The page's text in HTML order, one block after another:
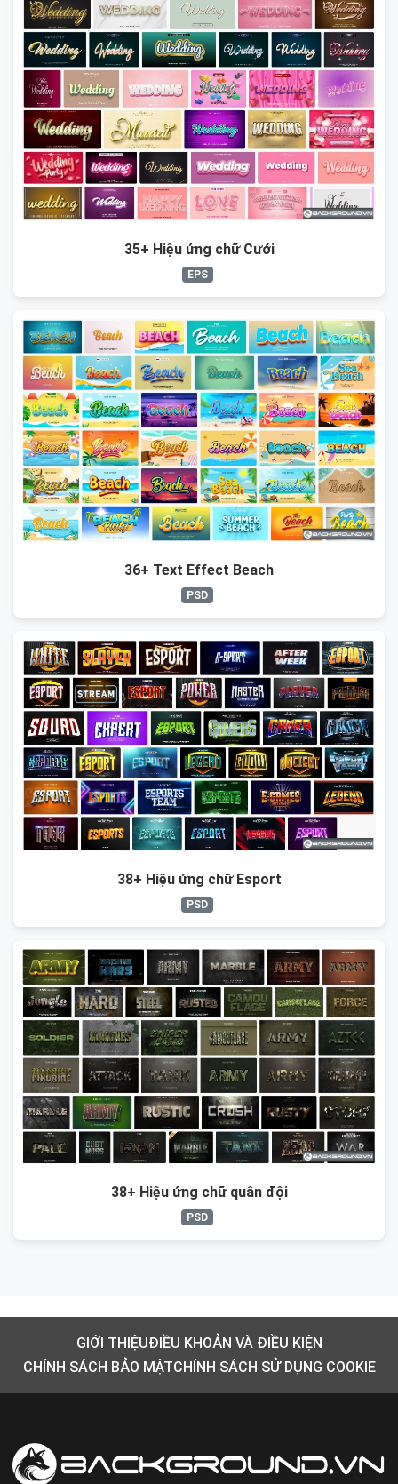
35+ Hiệu ứng chữ Cưới
EPS
36+ Text Effect Beach
PSD
38+ Hiệu ứng chữ Esport
PSD
38+ Hiệu ứng chữ quân đội
PSD
GIỚI THIỆUĐIỀU KHOẢN VÀ ĐIỀU KIỆN
CHÍNH SÁCH BẢO MẬTCHÍNH SÁCH SỬ DỤNG COOKIE